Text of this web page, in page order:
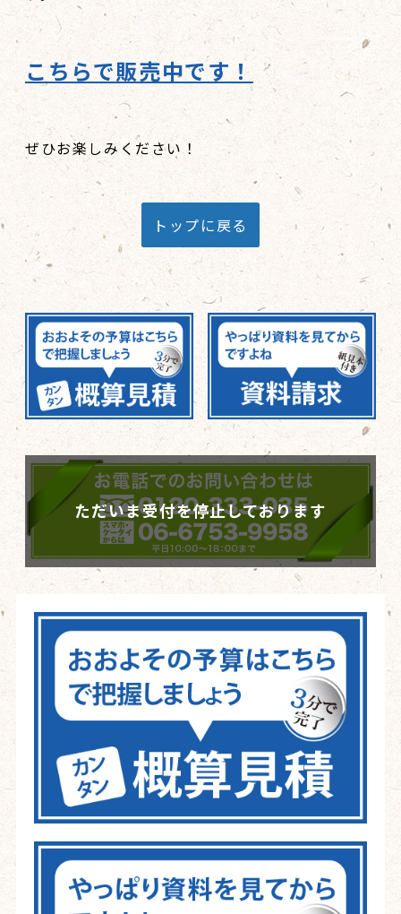
こちらで販売中です！
ぜひお楽しみください！
トップに戻る
ただいま受付を停止しております